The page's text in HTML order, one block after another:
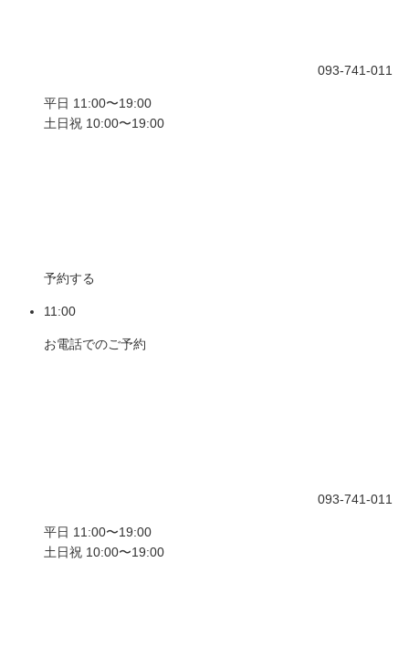
093-741-011
平日 11:00〜19:00
土日祝 10:00〜19:00
予約する
11:00
お電話でのご予約
093-741-011
平日 11:00〜19:00
土日祝 10:00〜19:00